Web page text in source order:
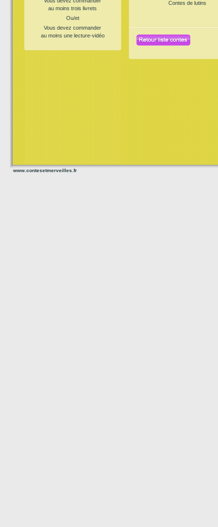
au moins trois livrets
Ou/et
Vous devez commander
au moins une lecture-vidéo
Contes de lutins
www.contesetmerveilles.fr